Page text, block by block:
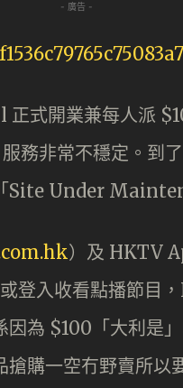
- 廣告 -
式開業兼每人派
務非常不穩定。到
Site Under
）及 HKTV
登入收看點播節目
因為 $100「大利是
購一空冇野賣所以